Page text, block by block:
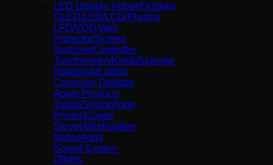
LED Display Indoor/Outdoor
OLED/LED/LCD/Plasma
LFD/VDO Wall
Projector/Screen
Switcher/Controller
Touchscreen/Kiosk/Signage
Notebook/Laptop
Computer Desktop
Apple Products
Tablet/Smartphone
Printer/Copier
Server/Workstation
Networking
Sound System
Others